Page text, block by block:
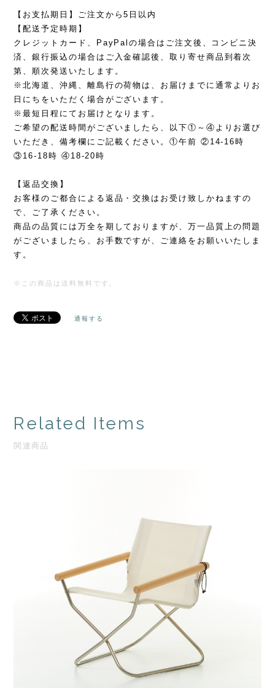
【お支払期日】ご注文から5日以内
【配送予定時期】
クレジットカード、PayPalの場合はご注文後、コンビニ決
済、銀行振込の場合はご入金確認後、取り寄せ商品到着次
第、順次発送いたします。
※北海道、沖縄、離島行の荷物は、お届けまでに通常よりお
日にちをいただく場合がございます。
※最短日程にてお届けとなります。
ご希望の配送時間がございましたら、以下①～④よりお選び
いただき、備考欄にご記載ください。①午前 ②14-16時
③16-18時 ④18-20時
【返品交換】
お客様のご都合による返品・交換はお受け致しかねますの
で、ご了承ください。
商品の品質には万全を期しておりますが、万一品質上の問題
がございましたら、お手数ですが、ご連絡をお願いいたしま
す。
※この商品は 送料無料 です。
通報する
Related Items
関連商品